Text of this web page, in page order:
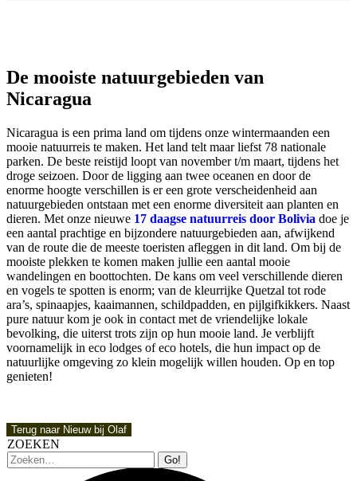
De mooiste natuurgebieden van
Nicaragua
Nicaragua is een prima land om tijdens onze wintermaanden een
mooie natuurreis te maken. Het land telt maar liefst 78 nationale
parken. De beste reistijd loopt van november t/m maart, tijdens het
droge seizoen. Door de ligging aan twee oceanen en door de
enorme hoogte verschillen is er een grote verscheidenheid aan
natuurgebieden ontstaan met een enorme diversiteit aan planten en
dieren. Met onze nieuwe 17 daagse natuurreis door Bolivia doe je
een aantal prachtige en bijzondere natuurgebieden aan, afwijkend
van de route die de meeste toeristen afleggen in dit land. Om bij de
mooiste plekken te komen maken jullie een aantal mooie
wandelingen en boottochten. De kans om veel verschillende dieren
en vogels te spotten is enorm; van de kleurrijke Quetzal tot rode
ara’s, spinaapjes, kaaimannen, schildpadden, en pijlgifkikkers. Naast
pure natuur kom je ook in contact met de vriendelijke lokale
bevolking, die uiterst trots zijn op hun mooie land. Je verblijft
voornamelijk in eco lodges of eco hotels, die hun impact op de
natuurlijke omgeving zo klein mogelijk willen houden. Op en top
genieten!
Terug naar Nieuw bij Olaf
ZOEKEN
Zoeken: